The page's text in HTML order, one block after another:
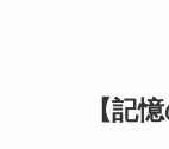
【記